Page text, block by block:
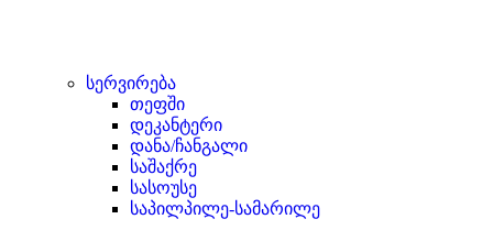
სერვირება
თეფში
დეკანტერი
დანა/ჩანგალი
საშაქრე
სასოუსე
საპილპილე-სამარილე